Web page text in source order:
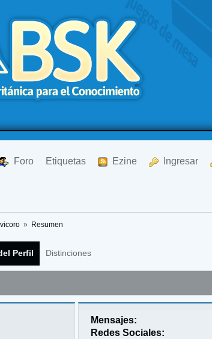
Foro Etiquetas Ezine Ingresar
» Resumen
Perfil Distinciones
Mensajes:
Redes Sociales: